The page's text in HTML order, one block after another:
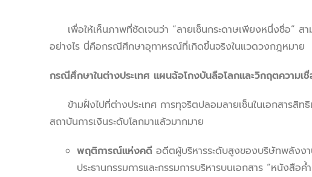
เพื่อให้เห็นภาพที่ชัดเจนว่า “ลายเซ็นกระดาษเพียงหนึ่งชื่อ” ส
อย่างไร นี่คือกรณีศึกษาอุทาหรณ์ที่เกิดขึ้นจริงในแวดวงกฎหมาย
กรณีศึกษาในต่างประเทศ แผนฉ้อโกงบันลือโลกและวิกฤตความเ
ข้ามฝั่งไปที่ต่างประเทศ การทุจริตปลอมลายเซ็นในเอกสารสิ
สถาบันการเงินระดับโลกมาแล้วมากมาย
พฤติการณ์แห่งคดี อดีตผู้บริหารระดับสูงของบริษัทพลังงา
ประธานกรรมการและกรรมการบริหารบนเอกสาร “หนังสื